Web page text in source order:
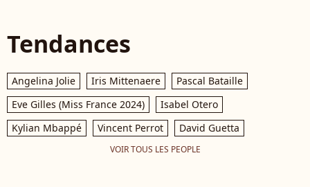
Tendances
Angelina Jolie Iris Mittenaere
Pascal Bataille
Eve Gilles (Miss France 2024)
Isabel Otero
Kylian Mbappé
Vincent Perrot David Guetta
VOIR TOUS LES PEOPLE